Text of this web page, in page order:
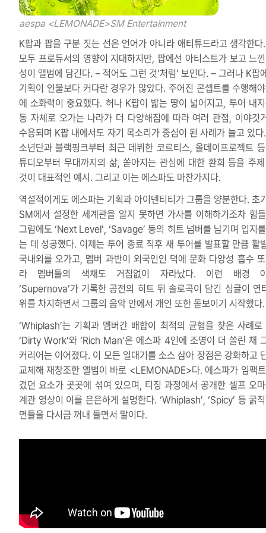
aespa <LEMONADE>SM Entertainment
K팝과 팝을 구분 짓는 선은 언어가 아니라 애티튜드라고 생각한다
모두 프로듀서의 영향이 지대하지만, 팝에선 아티스트가 보고 느
성이 앨범에 담긴다. – 적어도 그런 것‘처럼’ 보인다. – 그러나 K팝
기획이 인물보다 커다란 경우가 많았다. 주어진 콘셉트를 수행해
에 소화력이 중요했다. 허나 K팝이 밟는 땅이 넓어지고, 투어 내
동 자체로 오가는 나라가 더 다양해짐에 따라 여러 관점, 이야깃
수용되며 K팝 내에서도 자기 목소리가 중심이 된 사례가 늘고 있다
소년단과 블랙핑크부터 최근 데뷔한 코르티스, 올데이프로젝트
튜디오부터 무대까지의 삶, 쏟아지는 관심에 대한 환희 등을 주
것이 대표적인 예시. 그리고 이는 에스파도 마찬가지다.
역설적이게도 에스파는 기획과 아이덴티티가 그룹을 양분한다. 초
SM에서 설정한 세계관을 알지 못하면 가사를 이해하기조차 힘
그럼에도 ‘Next Level’, ‘Savage’ 등의 히트 넘버를 남기며 입지
는 데 성공했다. 이제는 투어 종료 직후 새 투어를 발표할 만큼 활
국내외를 오가고, 멤버 과반이 외국인인 덕에 문화 다양성 흡수
라 멤버들의 색채도 거침없이 자라났다. 이런 배경
‘Supernova’가 기록한 공전의 히트 뒤 솔로곡이 담긴 싱글이 연
위를 차지하면서 그룹의 음악 안에서 개인 또한 돋보이기 시작했다.
‘Whiplash’는 기획과 멤버간 배합이 최적의 균형을 찾은 사례로
‘Dirty Work’와 ‘Rich Man’은 에스파 4인에 조명이 더 쏠린 채
커리어는 이어졌다. 이 모든 일대기를 소스 삼아 장점은 강화하고
교체해 재창조한 앨범이 바로 <LEMONADE>다. 에스파가 임팩
겼던 요소가 곳곳에 섞여 있으며, 티징 과정에서 공개한 셀프 오
계관 영상이 이를 은은하게 설명한다. ‘Whiplash’, ‘Spicy’ 등 굵
면들을 다시금 꺼내 들면서 말이다.